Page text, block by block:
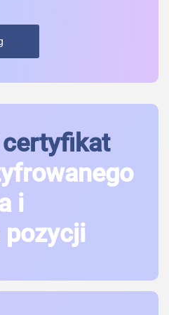
certyfikat
i
pozycji